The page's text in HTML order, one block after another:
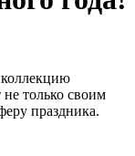
только своим
праздника.